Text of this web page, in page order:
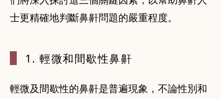
士更精確地判斷鼻鼾問題的嚴重程度。
1. 輕微和間歇性鼻鼾
輕微及間歇性的鼻鼾是普遍現象，不論性別和